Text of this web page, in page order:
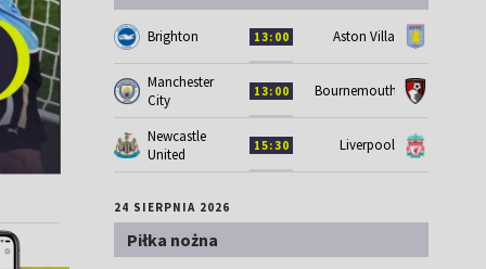
Brighton 13:00 Aston Villa
Manchester
City
13:00 Bournemouth
Newcastle
United
15:30 Liverpool
24 SIERPNIA 2026
Piłka nożna